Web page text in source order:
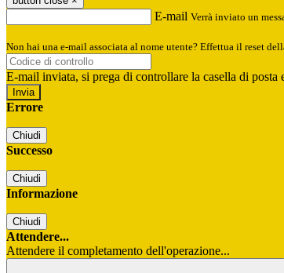
E-mail Verrà inviato un
Non hai una e-mail associata al nome utente? Effettua il reset
E-mail inviata, si prega di controllare la casella di posta
Errore
Chiudi
Successo
Chiudi
Informazione
Chiudi
Attendere...
Attendere il completamento dell'operazione...